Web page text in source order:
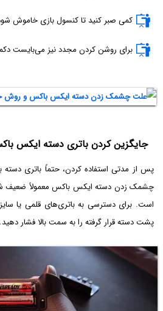
کمی صبر کنید تا کنسول بازی خاموش
برای روشن کردن مجدد نیز می‌بایست
جایگزین کردن باتری دسته ایکس
پس از مدتی استفاده کردن، حتماً باتری دسته
چشمک زدن دسته ایکس باکس معمولاً ضعیف
پشت دسته قرار گرفته را به سمت بالا فشار دهید.